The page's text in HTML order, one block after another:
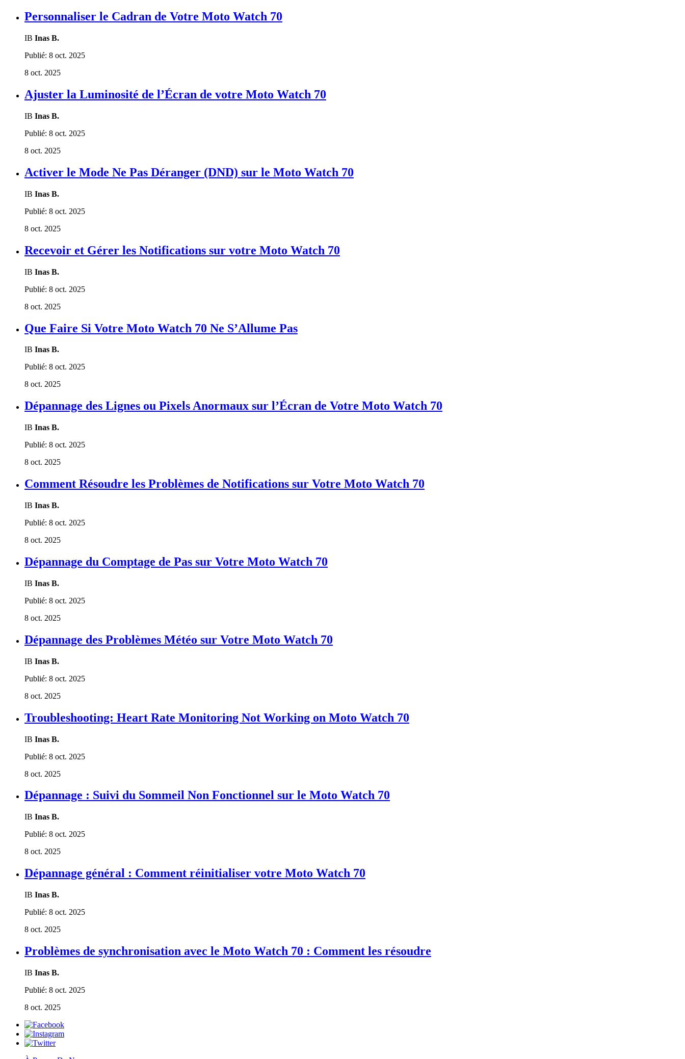
Personnaliser le Cadran de Votre Moto Watch 70
IB Inas B.
Publié: 8 oct. 2025
8 oct. 2025
Ajuster la Luminosité de l’Écran de votre Moto Watch 70
IB Inas B.
Publié: 8 oct. 2025
8 oct. 2025
Activer le Mode Ne Pas Déranger (DND) sur le Moto Watch 70
IB Inas B.
Publié: 8 oct. 2025
8 oct. 2025
Recevoir et Gérer les Notifications sur votre Moto Watch 70
IB Inas B.
Publié: 8 oct. 2025
8 oct. 2025
Que Faire Si Votre Moto Watch 70 Ne S’Allume Pas
IB Inas B.
Publié: 8 oct. 2025
8 oct. 2025
Dépannage des Lignes ou Pixels Anormaux sur l’Écran de Votre Moto Watch 70
IB Inas B.
Publié: 8 oct. 2025
8 oct. 2025
Comment Résoudre les Problèmes de Notifications sur Votre Moto Watch 70
IB Inas B.
Publié: 8 oct. 2025
8 oct. 2025
Dépannage du Comptage de Pas sur Votre Moto Watch 70
IB Inas B.
Publié: 8 oct. 2025
8 oct. 2025
Dépannage des Problèmes Météo sur Votre Moto Watch 70
IB Inas B.
Publié: 8 oct. 2025
8 oct. 2025
Troubleshooting: Heart Rate Monitoring Not Working on Moto Watch 70
IB Inas B.
Publié: 8 oct. 2025
8 oct. 2025
Dépannage : Suivi du Sommeil Non Fonctionnel sur le Moto Watch 70
IB Inas B.
Publié: 8 oct. 2025
8 oct. 2025
Dépannage général : Comment réinitialiser votre Moto Watch 70
IB Inas B.
Publié: 8 oct. 2025
8 oct. 2025
Problèmes de synchronisation avec le Moto Watch 70 : Comment les résoudre
IB Inas B.
Publié: 8 oct. 2025
8 oct. 2025